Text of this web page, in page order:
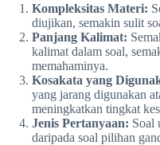
Kompleksitas Materi:
diujikan, semakin sulit
Panjang Kalimat:
kalimat dalam soal,
memahaminya.
Kosakata yang
yang jarang digunakan
meningkatkan tingkat
Jenis Pertanyaan: Soal
daripada soal pilihan